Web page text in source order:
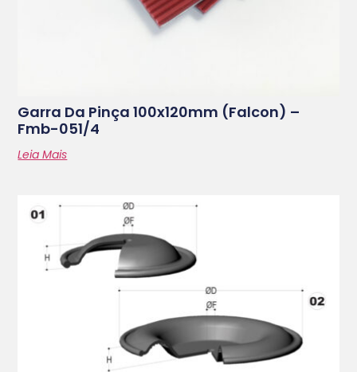
Garra Da Pinça 100x120mm (falcon) –
Fmb-051/4
Leia Mais